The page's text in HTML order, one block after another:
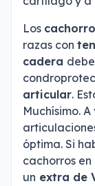
Los
razas con
cadera
articular.
Muchísimo.
óptima. Si
cachorros
un extra de